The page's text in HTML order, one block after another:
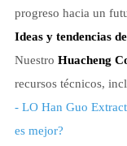
progreso hacia un
Ideas y tendencias
Nuestro Huacheng
recursos técnicos,
- LO Han Guo
es mejor?